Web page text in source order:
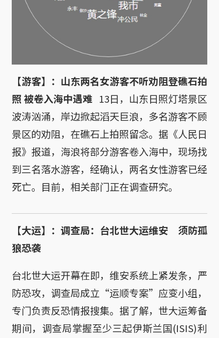
【游客】：山东两名女游客不听劝阻登礁石拍
照 被卷入海中遇难 13日，山东日照灯塔景区
波涛汹涌，岸边掀起滔天巨浪，多名游客不顾
景区的劝阻，在礁石上拍照留念。据《人民日
报》报道，海浪将部分游客卷入海中，现场找
到三名落水游客，经确认，两名女性游客已经
死亡。目前，相关部门正在调查研究。
【大运】：调查局：台北世大运维安 须防孤
狼恐袭
台北世大运开幕在即，维安系统上紧发条，严
防恐攻，调查局成立“运顺专案”应变小组，
专门负责反恐情报搜集。据了解，世大运筹备
期间，调查局掌握至少三起伊斯兰国(ISIS)利